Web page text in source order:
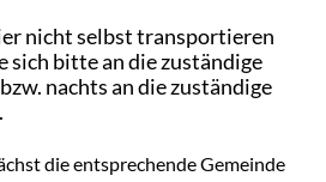
nicht selbst transportieren
sich bitte an die zuständige
nachts an die zuständige
die entsprechende Gemeinde